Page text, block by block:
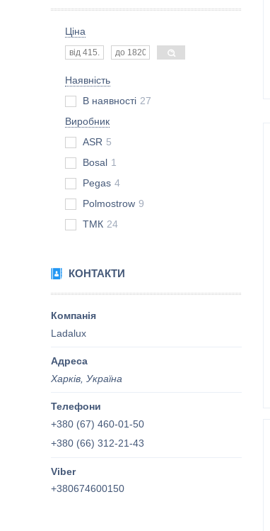
Ціна
Наявність
В наявності 27
Виробник
ASR 5
Bosal 1
Pegas 4
Polmostrow 9
ТМК 24
КОНТАКТИ
Ladalux
Харків, Україна
+380 (67) 460-01-50
+380 (66) 312-21-43
+380674600150